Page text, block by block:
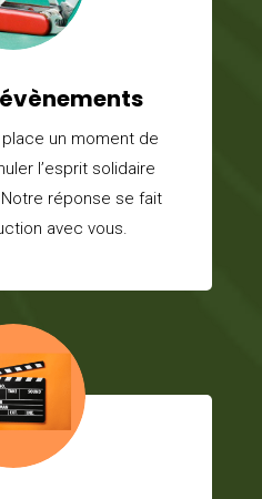
un moment de
l’esprit solidaire
réponse se fait
avec vous.